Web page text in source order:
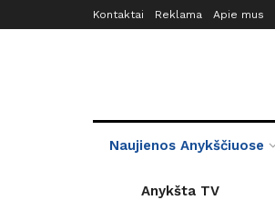
Kontaktai Reklama Apie mus
Naujienos Anykščiuose
Anykšta TV